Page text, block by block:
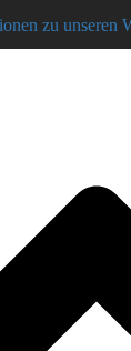
zu unseren